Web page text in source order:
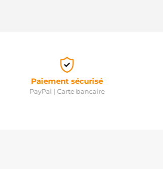
Paiement sécurisé
PayPal | Carte bancaire